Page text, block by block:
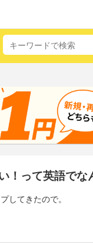
！って英語でな
してきたので。